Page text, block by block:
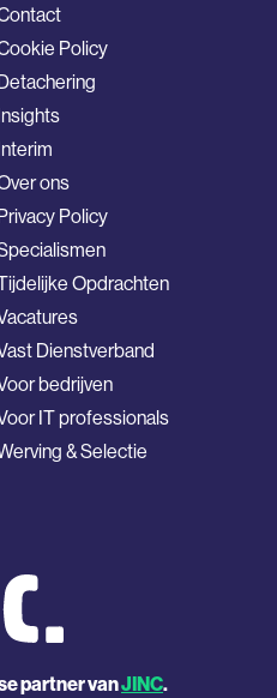
Policy
ons
Policy
Opdrachten
Dienstverband
bedrijven
IT professionals
& Selectie
partner vanJINC.